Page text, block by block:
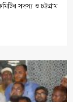
সদস্য ও চট্টগ্রাম